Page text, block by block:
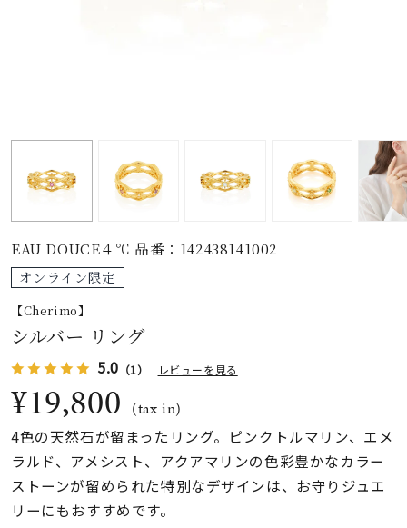
誕生石
モチーフ
石の色
ファッションテイス
ト
着用シーン
コレクション
レディース
EAU DOUCE４℃ 品番：142438141002
オンライン限定
【Cherimo】
シルバー リング
5.0 （1） レビューを見る
¥19,800 (tax in)
4色の天然石が留まったリング。ピンクトルマリン、エメ
ラルド、アメシスト、アクアマリンの色彩豊かなカラー
ストーンが留められた特別なデザインは、お守りジュエ
リーにもおすすめです。